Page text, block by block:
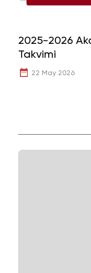
2025-2026
Takvimi
22 May 2026